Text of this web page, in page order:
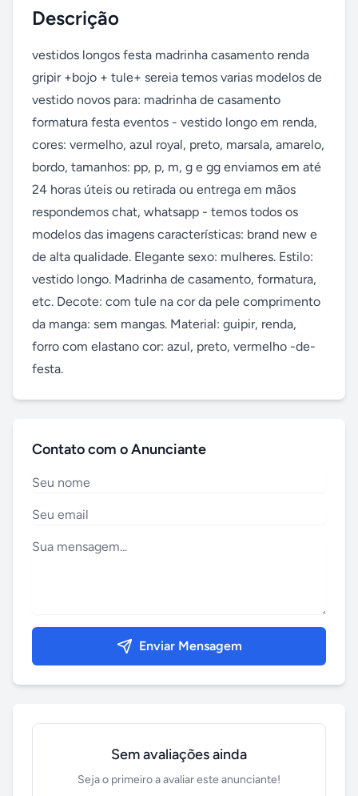
Descrição
vestidos longos festa madrinha casamento renda
gripir +bojo + tule+ sereia temos varias modelos de
vestido novos para: madrinha de casamento
formatura festa eventos - vestido longo em renda,
cores: vermelho, azul royal, preto, marsala, amarelo,
bordo, tamanhos: pp, p, m, g e gg enviamos em até
24 horas úteis ou retirada ou entrega em mãos
respondemos chat, whatsapp - temos todos os
modelos das imagens características: brand new e
de alta qualidade. Elegante sexo: mulheres. Estilo:
vestido longo. Madrinha de casamento, formatura,
etc. Decote: com tule na cor da pele comprimento
da manga: sem mangas. Material: guipir, renda,
forro com elastano cor: azul, preto, vermelho -de-
festa.
Contato com o Anunciante
Enviar Mensagem
Sem avaliações ainda
Seja o primeiro a avaliar este anunciante!